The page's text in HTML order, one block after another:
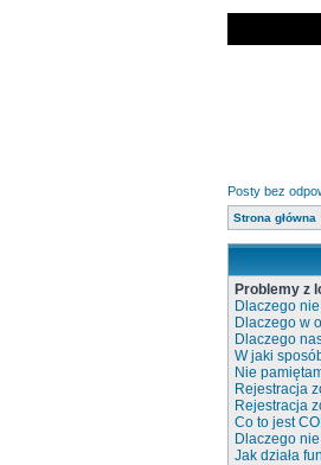
Posty bez
Strona główna
Problemy z
Dlaczego
Dlaczego w
Dlaczego
W jaki
Nie
Rejestracja
Rejestracja
Co to jest
Dlaczego
Jak działa